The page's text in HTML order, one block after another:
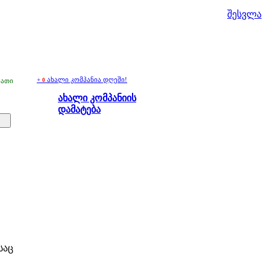
შესვლა
+ 0 ახალი კომპანია დღეში!
ახალი კომპანიის
დამატება